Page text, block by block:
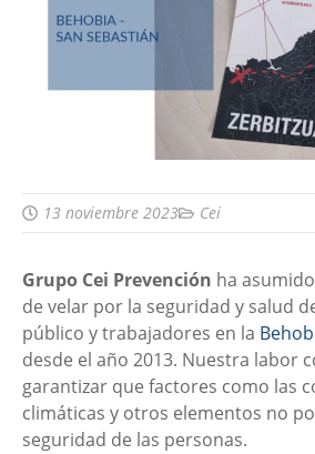
13 noviembre 2023 Cei
Grupo Cei Prevención ha
de velar por la seguridad y salud
público y trabajadores en la
desde el año 2013. Nuestra labor
garantizar que factores como las
climáticas y otros elementos no
seguridad de las personas.